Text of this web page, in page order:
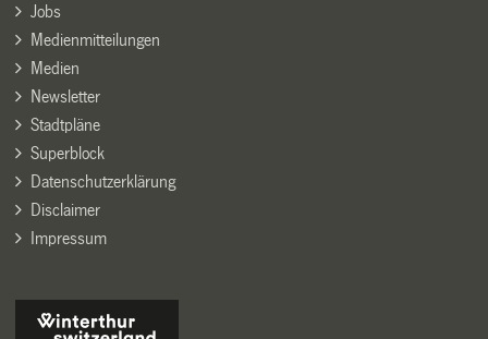
Jobs
Medienmitteilungen
Medien
Newsletter
Stadtpläne
Superblock
Datenschutzerklärung
Disclaimer
Impressum